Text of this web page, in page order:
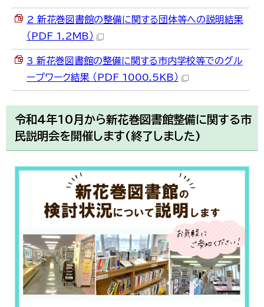
2 新花巻図書館の整備に関する団体等への説明結果
（PDF 1.2MB）
3 新花巻図書館の整備に関する市内学校等でのグル
ープワーク結果 （PDF 1000.5KB）
令和4年10月から新花巻図書館整備に関する市
民説明会を開催します(終了しました)